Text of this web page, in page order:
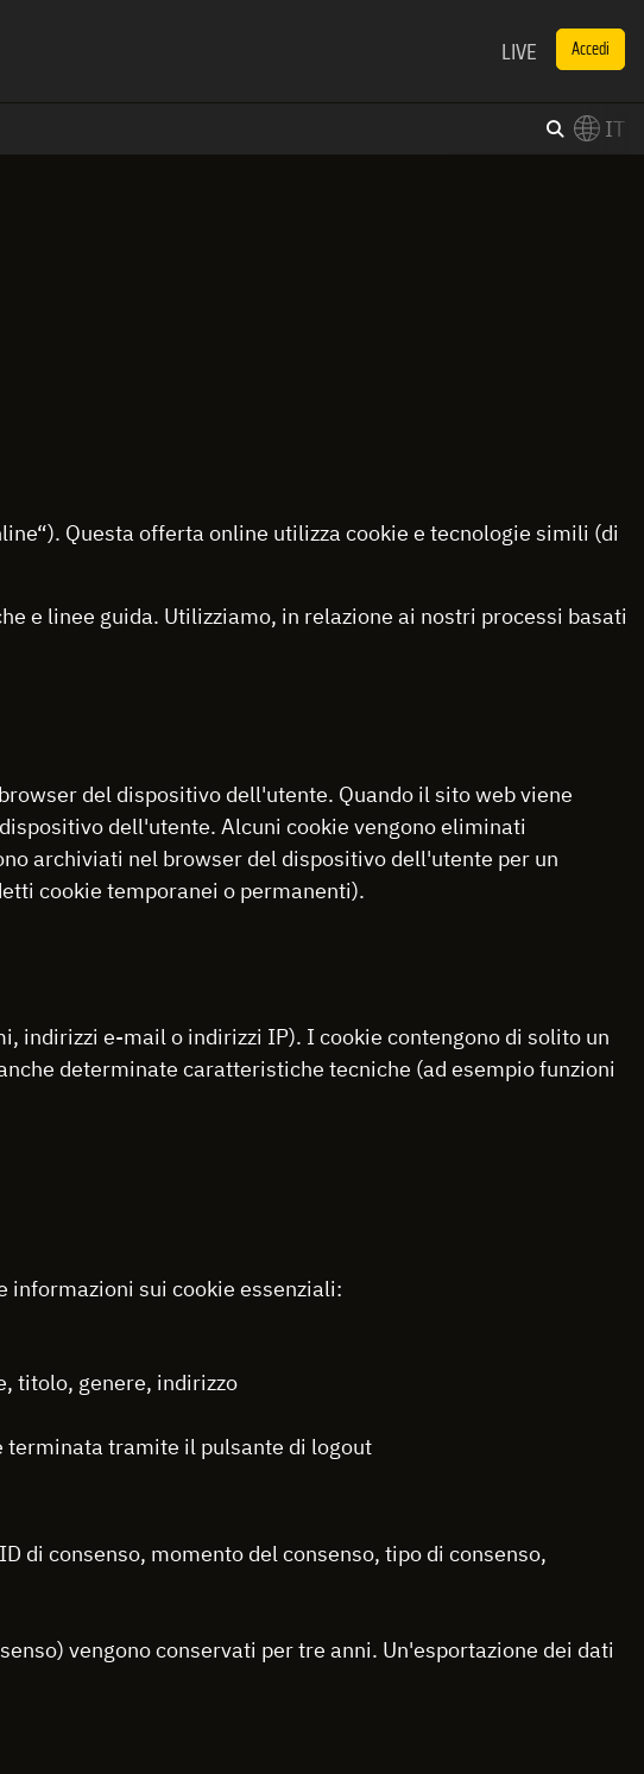
LIVE Accedi
IT
Questa offerta online utilizza cookie e tecnologie simili (di
e linee guida. Utilizziamo, in relazione ai nostri processi basati
del dispositivo dell'utente. Quando il sito web viene
dell'utente. Alcuni cookie vengono eliminati
archiviati nel browser del dispositivo dell'utente per un
cookie temporanei o permanenti).
indirizzi e-mail o indirizzi IP). I cookie contengono di solito un
determinate caratteristiche tecniche (ad esempio funzioni
informazioni sui cookie essenziali:
titolo, genere, indirizzo
terminata tramite il pulsante di logout
di consenso, momento del consenso, tipo di consenso,
vengono conservati per tre anni. Un'esportazione dei dati